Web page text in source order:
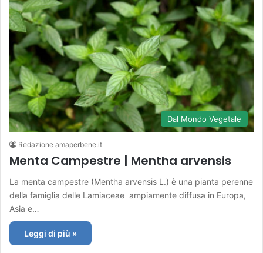
Dal Mondo Vegetale
Redazione amaperbene.it
Menta Campestre | Mentha arvensis
La menta campestre (Mentha arvensis L.) è una pianta perenne
della famiglia delle Lamiaceae ampiamente diffusa in Europa,
Asia e…
Leggi di più »